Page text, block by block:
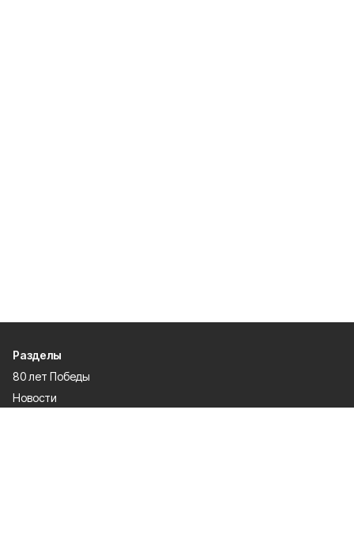
Разделы
80 лет Победы
Новости